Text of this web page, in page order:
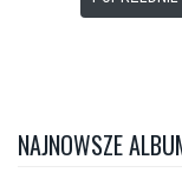
NAJNOWSZE